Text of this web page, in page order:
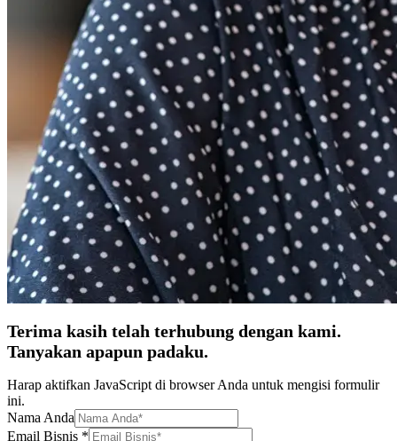
Terima kasih telah terhubung dengan kami.
Tanyakan apapun padaku.
Harap aktifkan JavaScript di browser Anda untuk mengisi formulir
ini.
Nama Anda
Email Bisnis *